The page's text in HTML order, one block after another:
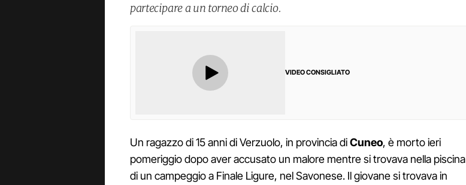
partecipare a un torneo di calcio.
VIDEO CONSIGLIATO
Un ragazzo di 15 anni di Verzuolo, in provincia diCuneo, è morto ieri
pomeriggio dopo aver accusato un malore mentre si trovava nella piscina
di un campeggio a Finale Ligure, nel Savonese. Il giovane si trovava in